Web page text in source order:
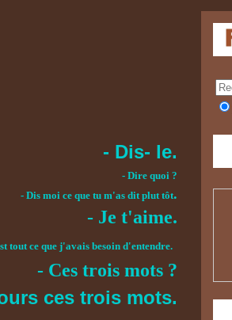
- Dis- le.
- Dire quoi ?
- Dis moi ce que tu m'as dit plut tôt.
- Je t'aime.
tout ce que j'avais besoin d'entendre.
- Ces trois mots ?
ces trois mots.